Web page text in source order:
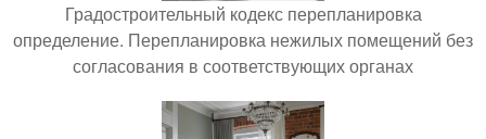
Градостроительный кодекс перепланировка
определение. Перепланировка нежилых помещений без
согласования в соответствующих органах